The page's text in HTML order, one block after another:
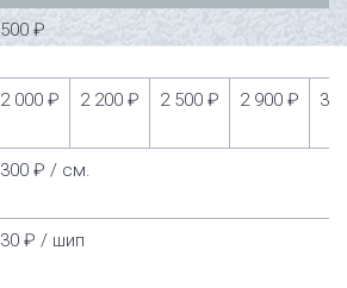
500 ₽
2 000 ₽ 2 200 ₽ 2 500 ₽ 2 900 ₽ 3
300 ₽ / см.
30 ₽ / шип